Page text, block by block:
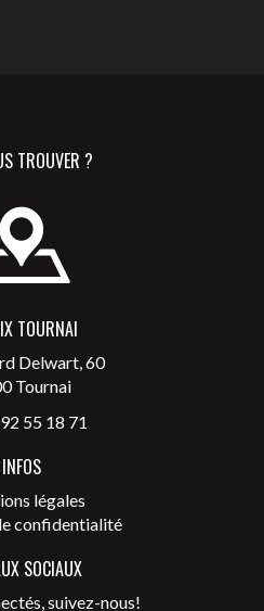
TROUVER ?
TOURNAI
Delwart, 60
Tournai
55 18 71
INFOS
légales
confidentialité
SOCIAUX
suivez-nous!